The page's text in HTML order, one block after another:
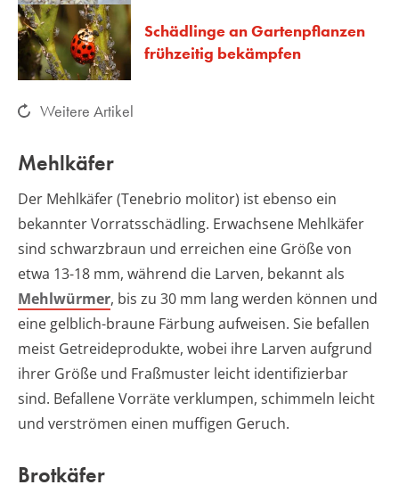
Schädlinge an Gartenpflanzen
frühzeitig bekämpfen
Weitere Artikel
Mehlkäfer
Der Mehlkäfer (Tenebrio molitor) ist ebenso ein
bekannter Vorratsschädling. Erwachsene Mehlkäfer
sind schwarzbraun und erreichen eine Größe von
etwa 13-18 mm, während die Larven, bekannt als
Mehlwürmer, bis zu 30 mm lang werden können und
eine gelblich-braune Färbung aufweisen. Sie befallen
meist Getreideprodukte, wobei ihre Larven aufgrund
ihrer Größe und Fraßmuster leicht identifizierbar
sind. Befallene Vorräte verklumpen, schimmeln leicht
und verströmen einen muffigen Geruch.
Brotkäfer